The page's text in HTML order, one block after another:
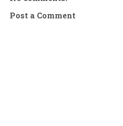
Post a Comment